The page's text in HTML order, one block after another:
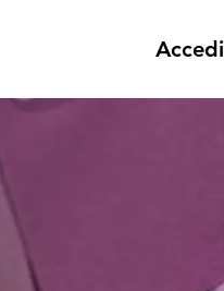
Accedi